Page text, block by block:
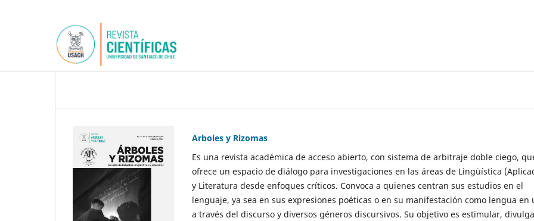
Arboles y Rizomas
Es una revista académica de acceso abierto, con sistema de arbitraje doble ciego,
ofrece un espacio de diálogo para investigaciones en las áreas de Lingüística
y Literatura desde enfoques críticos. Convoca a quienes centran sus estudios en el
lenguaje, ya sea en sus expresiones poéticas o en su manifestación como lengua en
a través del discurso y diversos géneros discursivos. Su objetivo es estimular,